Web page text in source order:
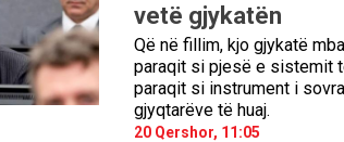
vetë gjykatën
Që në fillim, kjo gjykatë
paraqit si pjesë e sistemit
paraqit si instrument i
gjyqtarëve të huaj.
20 Qershor, 11:05